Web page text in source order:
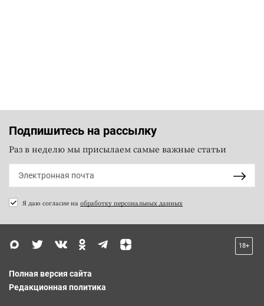
Подпишитесь на рассылку
Раз в неделю мы присылаем самые важные статьи
Я даю согласие на обработку персональных данных
18+
Полная версия сайта
Редакционная политика